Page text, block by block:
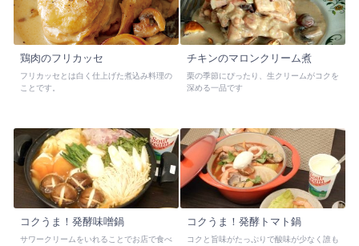
鶏肉のフリカッセ
フリカッセとは白く仕上げた煮込み料理の
ことです。
チキンのマロンクリーム煮
栗の季節にぴったり、生クリームがコクを
深める一品です
コクうま！発酵味噌鍋
サワークリームをいれることでお店で食べ
コクうま！発酵トマト鍋
コクと旨味がたっぷりで酸味が少なく誰も